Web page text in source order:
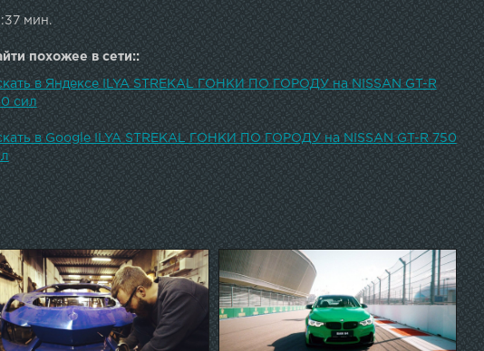
мин.
похожее в сети::
в Яндексе ILYA STREKAL ГОНКИ ПО ГОРОДУ на NISSAN GT-R
сил
в Google ILYA STREKAL ГОНКИ ПО ГОРОДУ на NISSAN GT-R 750